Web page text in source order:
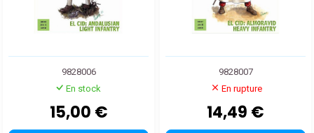
9828006
En stock
15,00 €
9828007
En rupture
14,49 €